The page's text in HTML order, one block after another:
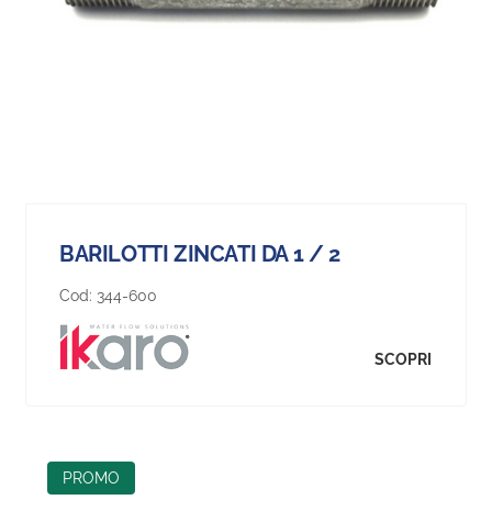
BARILOTTI ZINCATI DA 1 / 2
Cod: 344-600
SCOPRI
PROMO